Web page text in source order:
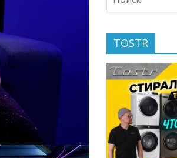
TOSTR